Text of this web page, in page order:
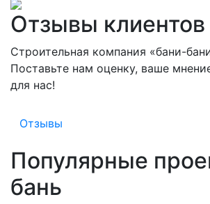
Отзывы клиентов
Строительная компания «бани-
Поставьте нам оценку, ваше
для нас!
Отзывы
Популярные
бань